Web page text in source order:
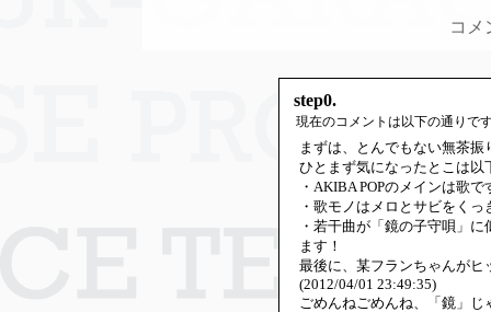
コメ
step0.
現在のコメントは以下の通りで
まずは、とんでもない無茶
ひとまず気になったとこは以
・AKIBA POPのメインは歌
・歌モノはメロとサビをく
・若干曲が「鏡の子守唄」
ます！
最後に、某フランちゃんが
(2012/04/01 23:49:35)
ごめんねごめんね、「鏡」